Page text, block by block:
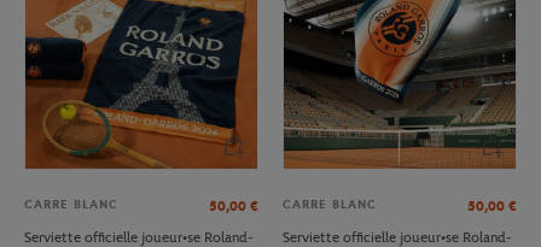
CARRE BLANC 50,00 €
Serviette officielle joueur•se Roland-
CARRE BLANC 50,00 €
Serviette officielle joueur•se Roland-